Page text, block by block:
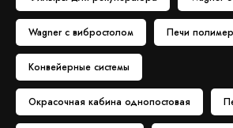
Wagner с вибростолом Печи
Конвейерные системы
Окрасочная кабина однопостовая